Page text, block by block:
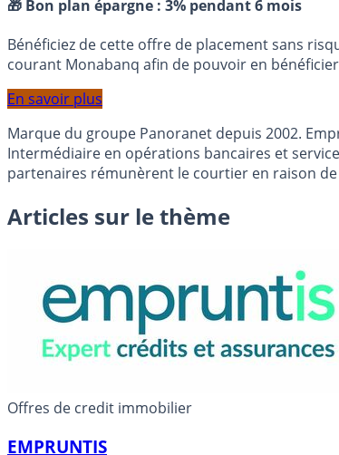
🎁 Bon plan épargne : 3% pendant 6 mois
Bénéficiez de cette offre de placement sans
courant Monabanq afin de pouvoir en
En savoir plus
Marque du groupe Panoranet depuis 2002.
Intermédiaire en opérations bancaires et
partenaires rémunèrent le courtier en raison
Articles sur le thème
Offres de credit immobilier
EMPRUNTIS